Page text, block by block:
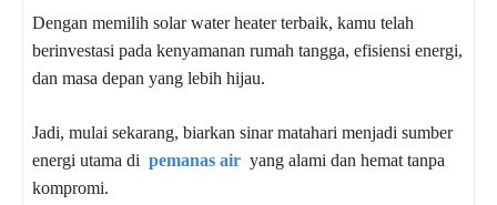
Dengan memilih solar water heater terbaik, kamu telah
berinvestasi pada kenyamanan rumah tangga, efisiensi energi,
dan masa depan yang lebih hijau.
Jadi, mulai sekarang, biarkan sinar matahari menjadi sumber
energi utama di pemanas air yang alami dan hemat tanpa
kompromi.